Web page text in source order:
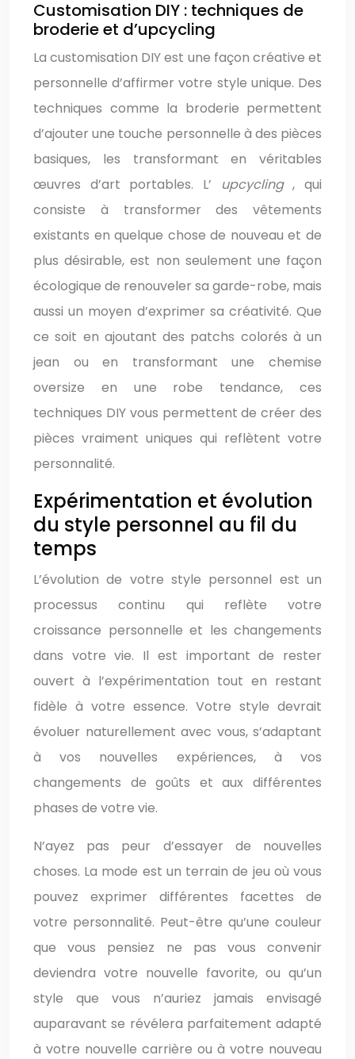
Customisation DIY : techniques de
broderie et d’upcycling
La customisation DIY est une façon créative et
personnelle d’affirmer votre style unique. Des
techniques comme la broderie permettent
d’ajouter une touche personnelle à des pièces
basiques, les transformant en véritables
œuvres d’art portables. L’
upcycling, qui
consiste à transformer des vêtements
existants en quelque chose de nouveau et de
plus désirable, est non seulement une façon
écologique de renouveler sa garde-robe, mais
aussi un moyen d’exprimer sa créativité. Que
ce soit en ajoutant des patchs colorés à un
jean ou en transformant une chemise
oversize en une robe tendance, ces
techniques DIY vous permettent de créer des
pièces vraiment uniques qui reflètent votre
personnalité.
Expérimentation et évolution
du style personnel au fil du
temps
L’évolution de votre style personnel est un
processus continu qui reflète votre
croissance personnelle et les changements
dans votre vie. Il est important de rester
ouvert à l’expérimentation tout en restant
fidèle à votre essence. Votre style devrait
évoluer naturellement avec vous, s’adaptant
à vos nouvelles expériences, à vos
changements de goûts et aux différentes
phases de votre vie.
N’ayez pas peur d’essayer de nouvelles
choses. La mode est un terrain de jeu où vous
pouvez exprimer différentes facettes de
votre personnalité. Peut-être qu’une couleur
que vous pensiez ne pas vous convenir
deviendra votre nouvelle favorite, ou qu’un
style que vous n’auriez jamais envisagé
auparavant se révélera parfaitement adapté
à votre nouvelle carrière ou à votre nouveau